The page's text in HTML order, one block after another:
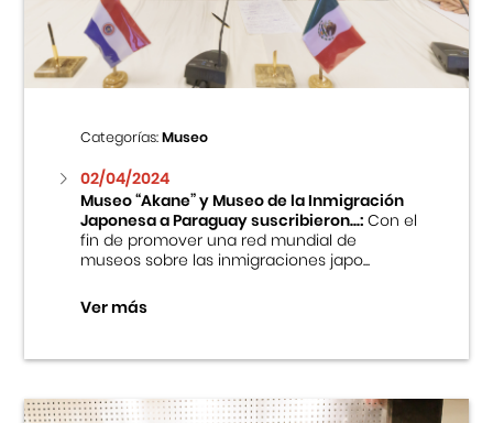
Categorías:Museo
02/04/2024
Museo “Akane” y Museo de la Inmigración
Japonesa a Paraguay suscribieron...:Con el
fin de promover una red mundial de
museos sobre las inmigraciones japo...
Ver más